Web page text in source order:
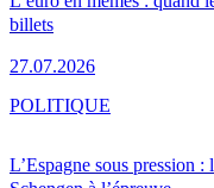
billets
27.07.2026
L’Espagne sous pression
POLITIQUE